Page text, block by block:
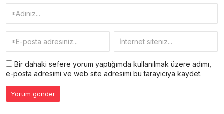
Bir dahaki sefere yorum yaptığımda kullanılmak üzere adımı,
e-posta adresimi ve web site adresimi bu tarayıcıya kaydet.